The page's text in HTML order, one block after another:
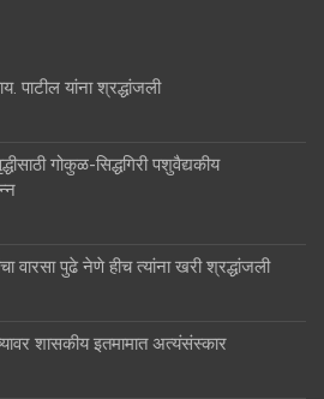
पाटील यांना श्रद्धांजली
गोकुळ-सिद्धगिरी पशुवैद्यकीय
वारसा पुढे नेणे हीच त्यांना खरी श्रद्धांजली
शासकीय इतमामात अत्यंसंस्कार